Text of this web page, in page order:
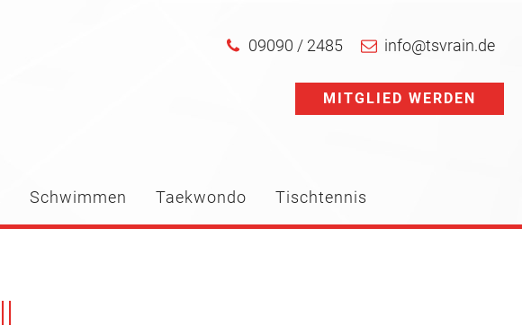
09090 / 2485 info@tsvrain.de
MITGLIED WERDEN
Schwimmen Taekwondo Tischtennis